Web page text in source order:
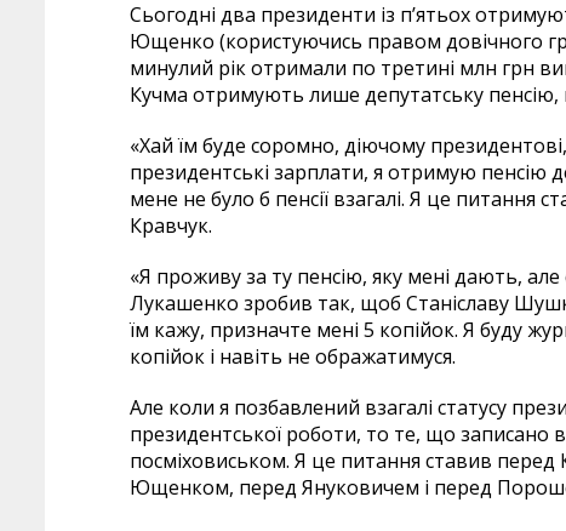
Сьогодні два президенти із п’ятьох
Ющенко (користуючись правом довічного
минулий рік отримали по третині млн грн
Кучма отримують лише депутатську пенсію,
«Хай їм буде соромно, діючому
президентські зарплати, я отримую пенсію
мене не було б пенсії взагалі. Я це питання
Кравчук.
«Я проживу за ту пенсію, яку мені дають,
Лукашенко зробив так, щоб Станіславу
їм кажу, призначте мені 5 копійок. Я буду
копійок і навіть не ображатимуся.
Але коли я позбавлений взагалі статусу
президентської роботи, то те, що записано
посміховиськом. Я це питання ставив
Ющенком, перед Януковичем і перед